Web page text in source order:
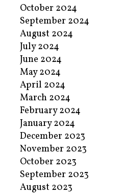
October 2024
September 2024
August 2024
July 2024
June 2024
May 2024
April 2024
March 2024
February 2024
January 2024
December 2023
November 2023
October 2023
September 2023
August 2023